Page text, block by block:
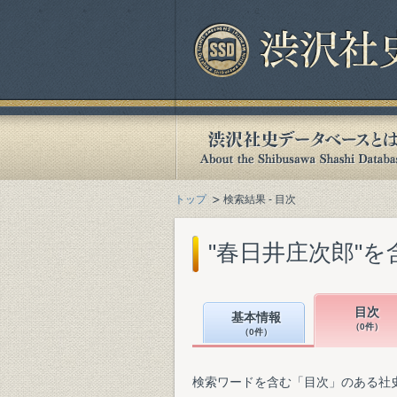
トップ 検索結果 - 目次
"春日井庄次郎"を
基本情報
（0件）
目次
（0件）
検索ワードを含む「目次」のある社